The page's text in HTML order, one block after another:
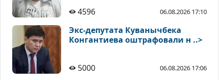
4596 06.08.2026 17:10
Экс-депутата Куванычбека
Конгантиева оштрафовали н ..>
5000 06.08.2026 17:06